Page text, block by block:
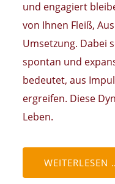
und engagiert
von Ihnen Fleiß,
Umsetzung. Dabei
spontan und
bedeutet, aus
ergreifen. Diese
Leben.
WEITERLESEN